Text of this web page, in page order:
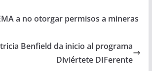
a no otorgar permisos a mineras
Benfield da inicio al programa
Diviértete DIFerente